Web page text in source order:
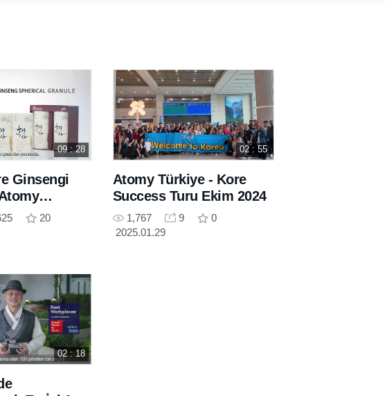
09 : 28
Ginsengi
Ürün
20
02 : 55
Atomy Türkiye - Kore
Success Turu Ekim 2024
1,767 9
0
2025.01.29
02 : 18